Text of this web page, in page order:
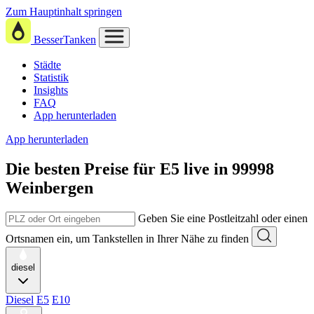
Zum Hauptinhalt springen
BesserTanken
Städte
Statistik
Insights
FAQ
App herunterladen
App herunterladen
Die besten Preise für E5 live in 99998
Weinbergen
Geben Sie eine Postleitzahl oder einen
Ortsnamen ein, um Tankstellen in Ihrer Nähe zu finden
diesel
Diesel E5 E10